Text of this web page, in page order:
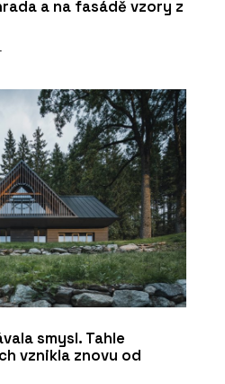
a na fasádě vzory z
smysl. Tahle
vznikla znovu od